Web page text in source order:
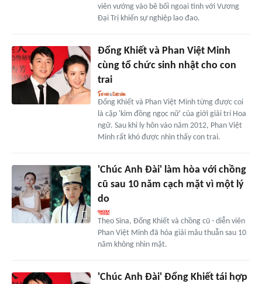
viên vướng vào bê bối ngoại tình với Vương
Đại Trị khiến sự nghiệp lao đao.
Đổng Khiết và Phan Việt Minh
cùng tổ chức sinh nhật cho con
trai
Đổng Khiết và Phan Việt Minh từng được coi
là cặp 'kim đồng ngọc nữ' của giới giải trí Hoa
ngữ. Sau khi ly hôn vào năm 2012, Phan Việt
Minh rất khó được nhìn thấy con trai.
'Chúc Anh Đài' làm hòa với chồng
cũ sau 10 năm cạch mặt vì một lý
do
Theo Sina, Đổng Khiết và chồng cũ - diễn viên
Phan Việt Minh đã hóa giải mâu thuẫn sau 10
năm không nhìn mặt.
'Chúc Anh Đài' Đổng Khiết tái hợp